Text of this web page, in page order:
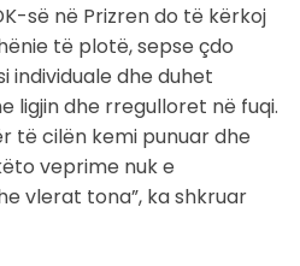
së në Prizren do të kërkoj
të plotë, sepse çdo
individuale dhe duhet
ligjin dhe rregulloret në fuqi.
të cilën kemi punuar dhe
veprime nuk e
vlerat tona”, ka shkruar